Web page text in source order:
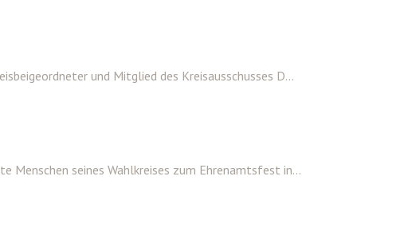
und Mitglied des Kreisausschusses D...
Menschen seines Wahlkreises zum Ehrenamtsfest in...